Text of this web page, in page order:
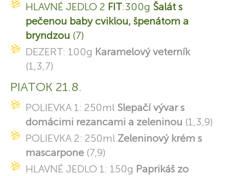
HLAVNÉ JEDLO 2 FIT:300g Šalát s
pečenou baby cviklou, špenátom a
bryndzou (7)
DEZERT: 100g Karamelový veterník
(1,3,7)
PIATOK 21.8.
POLIEVKA 1: 250ml Slepačí vývar s
domácimi rezancami a zeleninou (1,3,9)
POLIEVKA 2: 250ml Zeleninový krém s
mascarpone (7,9)
HLAVNÉ JEDLO 1: 150g Paprikáš zo